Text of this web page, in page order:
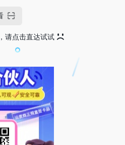
请点击直达试试